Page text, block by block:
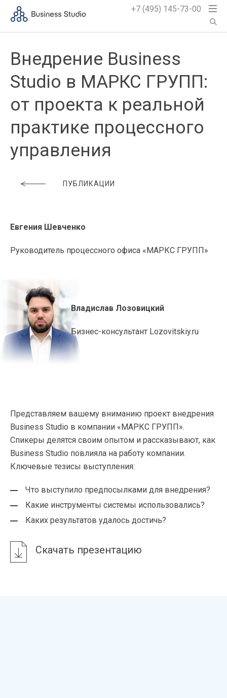
+7 (495) 145-73-00
Внедрение Business
Studio в МАРКС ГРУПП:
от проекта к реальной
практике процессного
управления
ПУБЛИКАЦИИ
Евгения Шевченко
Руководитель процессного офиса «МАРКС ГРУПП»
Владислав Лозовицкий
Бизнес-консультант Lozovitskiy.ru
Представляем вашему вниманию проект внедрения
Business Studio в компании «МАРКС ГРУПП».
Спикеры делятся своим опытом и рассказывают, как
Business Studio повлияла на работу компании.
Ключевые тезисы выступления:
Что выступило предпосылками для внедрения?
Какие инструменты системы использовались?
Каких результатов удалось достичь?
Скачать презентацию